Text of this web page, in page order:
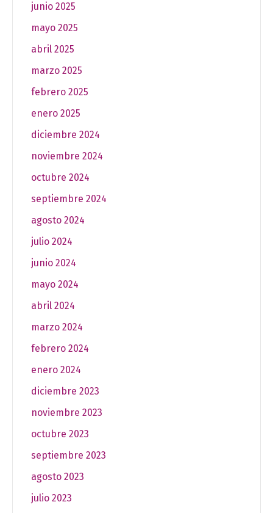
junio 2025
mayo 2025
abril 2025
marzo 2025
febrero 2025
enero 2025
diciembre 2024
noviembre 2024
octubre 2024
septiembre 2024
agosto 2024
julio 2024
junio 2024
mayo 2024
abril 2024
marzo 2024
febrero 2024
enero 2024
diciembre 2023
noviembre 2023
octubre 2023
septiembre 2023
agosto 2023
julio 2023